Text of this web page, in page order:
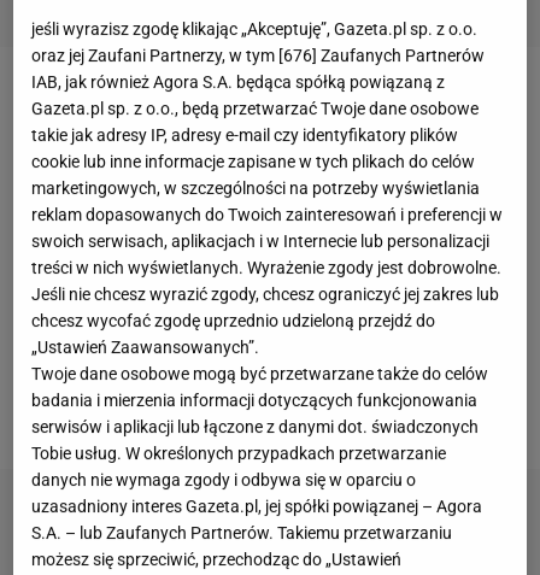
W dwóch pierwszych meczach mistrzostw świata -
wygranych 3:0 z Serbią i Australią - polscy siatkarze
wypadli świetnie. Nad czym tak mocno chce ze
swymi zawodnikamipracować Antiga? - Naszym
największym problemem jest nieskuteczność w
kontrataku. W obronie gramy dobrze, jestem z niej
zadowolony. Ale wykorzystujemy za mało podbitych
piłek. Musimy to poprawić - mówił nam trener po
meczu z Serbią. - W kontrach zagraliśmy bardzo
inteligentnie, jestem zadowolony - twierdzi teraz.
jeśli wyrazisz zgodę klikając „Akceptuję”, Gazeta.pl sp. z o.o.
oraz jej Zaufani Partnerzy, w tym [676] Zaufanych Partnerów
IAB, jak również Agora S.A. będąca spółką powiązaną z
Gazeta.pl sp. z o.o., będą przetwarzać Twoje dane osobowe
takie jak adresy IP, adresy e-mail czy identyfikatory plików
cookie lub inne informacje zapisane w tych plikach do celów
marketingowych, w szczególności na potrzeby wyświetlania
reklam dopasowanych do Twoich zainteresowań i preferencji w
swoich serwisach, aplikacjach i w Internecie lub personalizacji
treści w nich wyświetlanych. Wyrażenie zgody jest dobrowolne.
Jeśli nie chcesz wyrazić zgody, chcesz ograniczyć jej zakres lub
chcesz wycofać zgodę uprzednio udzieloną przejdź do
„Ustawień Zaawansowanych”.
Twoje dane osobowe mogą być przetwarzane także do celów
badania i mierzenia informacji dotyczących funkcjonowania
serwisów i aplikacji lub łączone z danymi dot. świadczonych
Tobie usług. W określonych przypadkach przetwarzanie
danych nie wymaga zgody i odbywa się w oparciu o
uzasadniony interes Gazeta.pl, jej spółki powiązanej – Agora
S.A. – lub Zaufanych Partnerów. Takiemu przetwarzaniu
możesz się sprzeciwić, przechodząc do „Ustawień